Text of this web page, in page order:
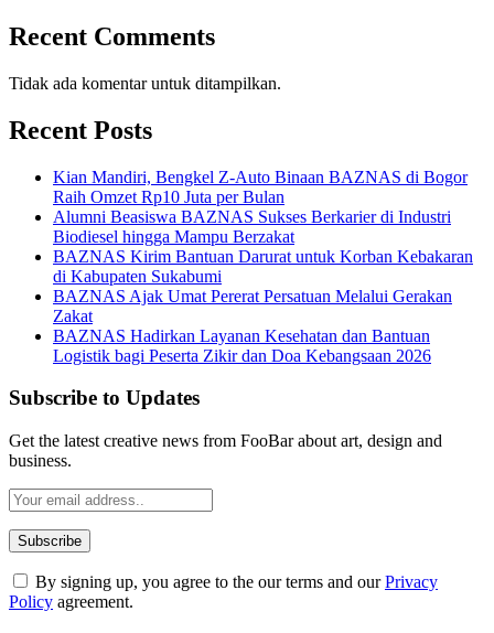
Recent Comments
Tidak ada komentar untuk ditampilkan.
Recent Posts
Kian Mandiri, Bengkel Z-Auto Binaan BAZNAS di Bogor
Raih Omzet Rp10 Juta per Bulan
Alumni Beasiswa BAZNAS Sukses Berkarier di Industri
Biodiesel hingga Mampu Berzakat
BAZNAS Kirim Bantuan Darurat untuk Korban Kebakaran
di Kabupaten Sukabumi
BAZNAS Ajak Umat Pererat Persatuan Melalui Gerakan
Zakat
BAZNAS Hadirkan Layanan Kesehatan dan Bantuan
Logistik bagi Peserta Zikir dan Doa Kebangsaan 2026
Subscribe to Updates
Get the latest creative news from FooBar about art, design and
business.
By signing up, you agree to the our terms and ourPrivacy
Policy agreement.